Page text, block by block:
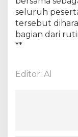
seluruh
tersebut
bagian dari
**
Editor: Al